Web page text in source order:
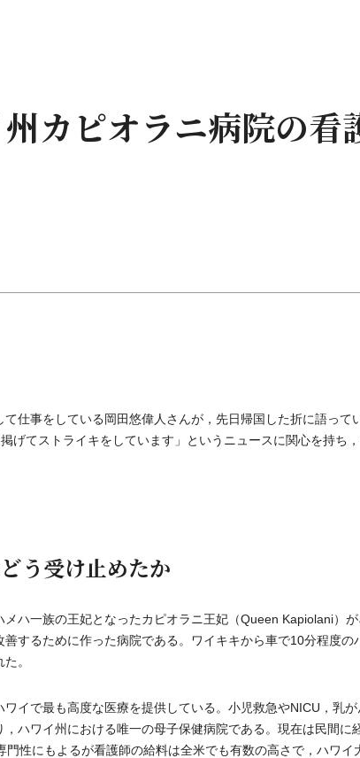
カピオラニ病院の看
仕事をしている岡田悠偉人さんが，先日帰国した折に語って
げてストライキをしています」というニュースに関心を持ち
う受け止めたか
ハ一族の王妃となったカピオラニ王妃（Queen Kapiolani）が
するために作った病院である。ワイキキから車で10分程度の
。
イで最も高度な医療を提供している。小児救急やNICU，乳が
ハワイ州における唯一の母子保健病院である。現在は民間に
性にもよるが看護師の給料は全米でも有数の高さで，ハワイ